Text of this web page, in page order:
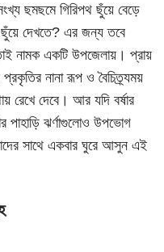
ছমছমে গিরিপথ ছুঁয়ে বেড়ে
ছুঁয়ে দেখতে? এর জন্য তবে
নামক একটি উপজেলায়। প্রায়
নানা রূপ ও বৈচিত্র্যময়
দেবে। আর যদি বর্ষার
পাহাড়ি ঝর্ণাগুলোও উপভোগ
সাথে একবার ঘুরে আসুন এই